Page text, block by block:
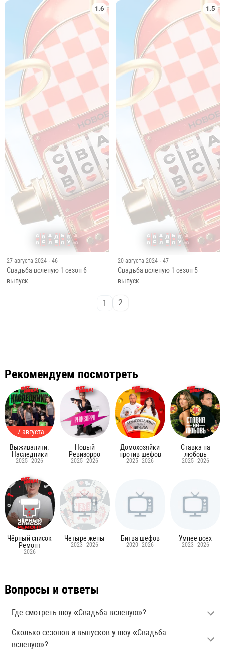
1
Рекомендуем посмотреть
7 августа
Выживалити.
Наследники
2025–2026
Новый
Ревизорро
2025–2026
Домохозяйки
против шефов
2025–2026
Ставка на
любовь
2025–2026
Чёрный список
2026
Четыре жены
2023–2026
Битва шефов Умнее всех
2023–2026
Здесь собраны выпуски шоу «Свадьба вслепую»
(Пятница) по сезонам. Выбирай эпизод из списка выше
– новые выпуски добавляются по мере выхода. Шоу
2024–2026 года
СКОРО
4 часа назад
4 часа назад
Мужское Женское
выпуск от 07.08.2026
39 минут назад
Выживалити. Наследники
2 сезон, 1 выпуск
через 4 часа
Мастер игры
21:00
1 сезон, 7 выпуск
00:00